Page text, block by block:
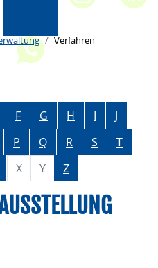
Verfahren
F G H I
J
P Q R S
T
X Y Z